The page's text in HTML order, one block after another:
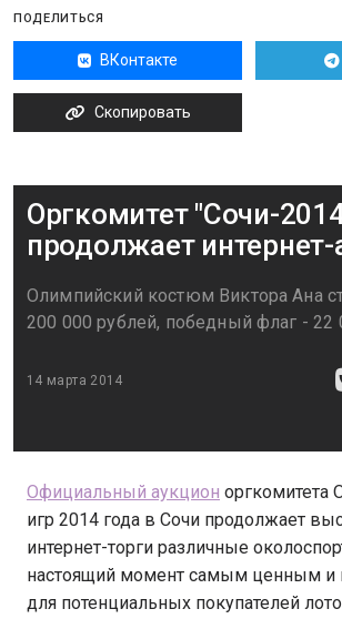
ПОДЕЛИТЬСЯ
ВКонтакте
Скопировать
Оргкомитет "Сочи-
продолжает интернет-
Олимпийский костюм Виктора Ана
200 000 рублей, победный флаг - 22
14 марта 2014
Официальный аукцион оргкомитета
игр 2014 года в Сочи продолжает
интернет-торги различные
настоящий момент самым ценным и
для потенциальных покупателей